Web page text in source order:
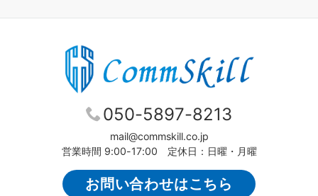
050-5897-8213
mail@commskill.co.jp
営業時間 9:00-17:00 定休日：日曜・月曜
お問い合わせはこちら